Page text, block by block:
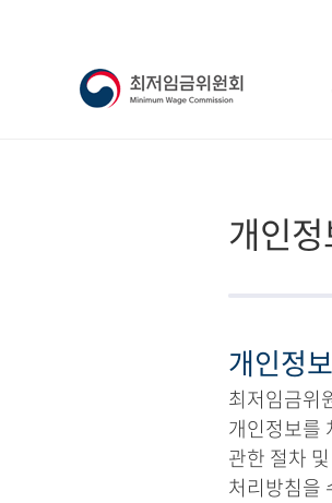
개인
개인정
최저임금위
개인정보를
관한 절차
처리방침을